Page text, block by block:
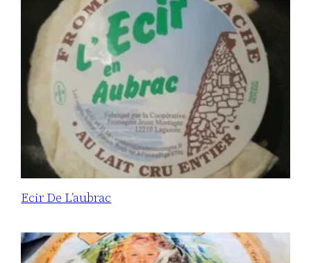
Ecir De L’aubrac